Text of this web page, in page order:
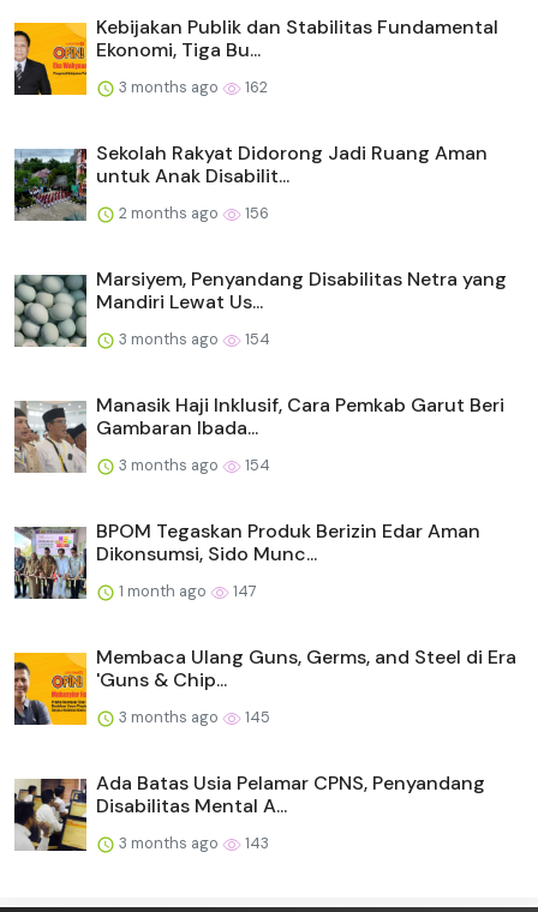
Kebijakan Publik dan Stabilitas Fundamental
Ekonomi, Tiga Bu...
3 months ago 162
Sekolah Rakyat Didorong Jadi Ruang Aman
untuk Anak Disabilit...
2 months ago 156
Marsiyem, Penyandang Disabilitas Netra yang
Mandiri Lewat Us...
3 months ago 154
Manasik Haji Inklusif, Cara Pemkab Garut Beri
Gambaran Ibada...
3 months ago 154
BPOM Tegaskan Produk Berizin Edar Aman
Dikonsumsi, Sido Munc...
1 month ago 147
Membaca Ulang Guns, Germs, and Steel di Era
'Guns & Chip...
3 months ago 145
Ada Batas Usia Pelamar CPNS, Penyandang
Disabilitas Mental A...
3 months ago 143